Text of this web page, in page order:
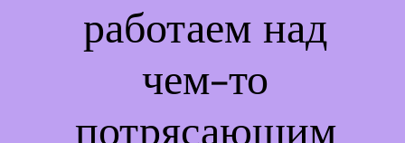
работаем над
чем-то